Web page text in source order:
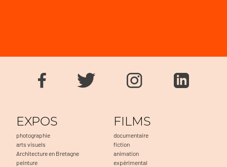
EXPOS
photographie
arts visuels
Architecture en Bretagne
peinture
FILMS
documentaire
fiction
animation
expérimental